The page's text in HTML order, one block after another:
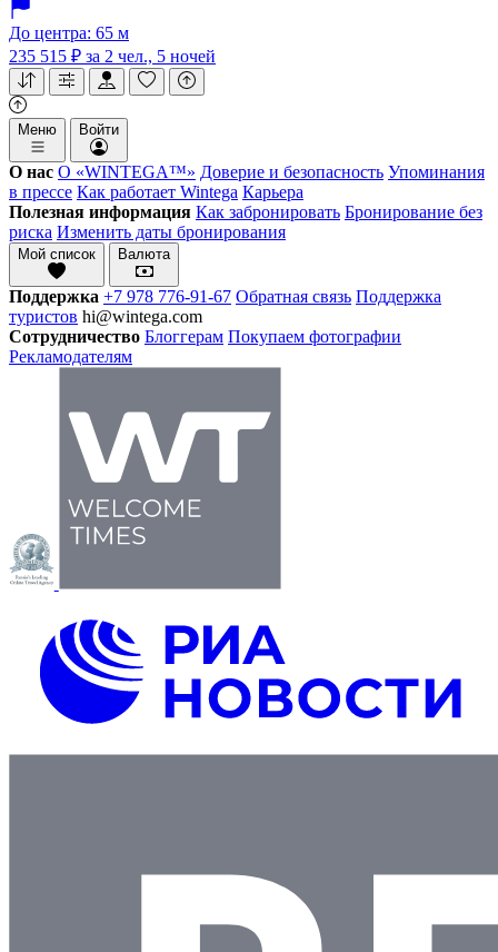
До центра: 65 м
235 515 ₽ за 2 чел., 5 ночей
Меню Войти
О нас О «WINTEGA™» Доверие и безопасность Упоминания
в прессе Как работает Wintega Карьера
Полезная информация Как забронировать Бронирование без
риска Изменить даты бронирования
Мой список Валюта
Поддержка +7 978 776-91-67 Обратная связь Поддержка
туристов hi@wintega.com
Сотрудничество Блоггерам Покупаем фотографии
Рекламодателям